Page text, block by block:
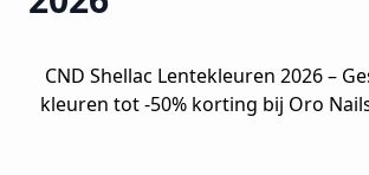
CND Shellac Lentekleuren 2026 –
kleuren tot -50% korting bij Oro